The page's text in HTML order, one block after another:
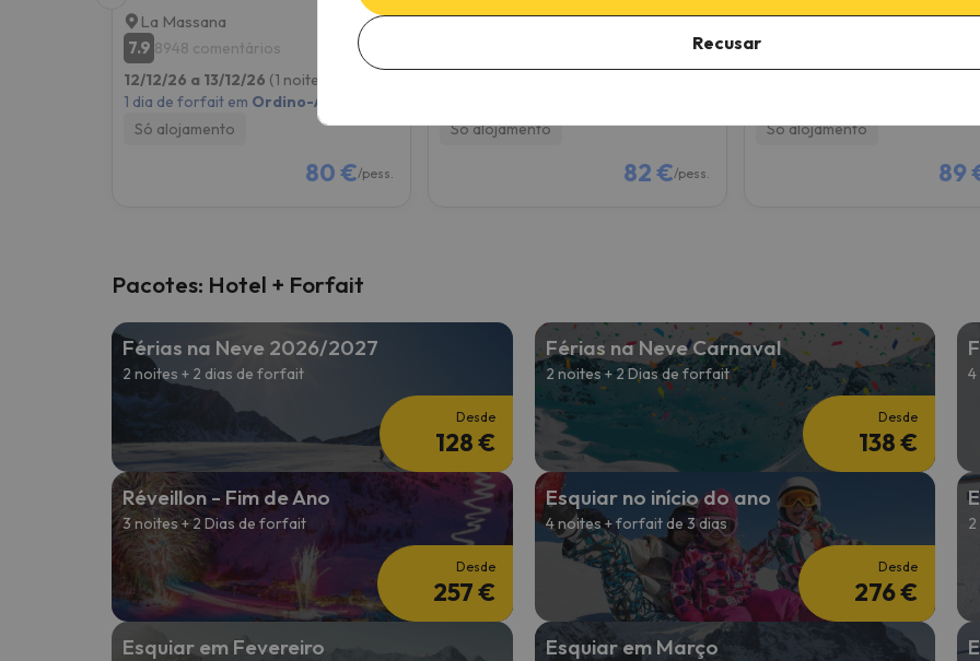
La Massana
7.9 8948 comentários
12/12/26 a 13/12/26 (1 noite)
1 dia de forfait em Ordino-Arcalís
Só alojamento
80 €/pess.
La Cortinada
Só alojamento
82 €/pess.
Andorra-a-Velha
6.5
Só alojamento
89
Pacotes: Hotel + Forfait
Férias na Neve 2026/2027
2 noites + 2 dias de forfait
Desde
128 €
Férias na Neve Carnaval
2 noites + 2 Dias de forfait
Desde
138 €
Réveillon - Fim de Ano
3 noites + 2 Dias de forfait
Desde
257 €
Esquiar no início do ano
4 noites + forfait de 3 dias
Desde
276 €
Esquiar em Fevereiro Esquiar em Março
Recusar